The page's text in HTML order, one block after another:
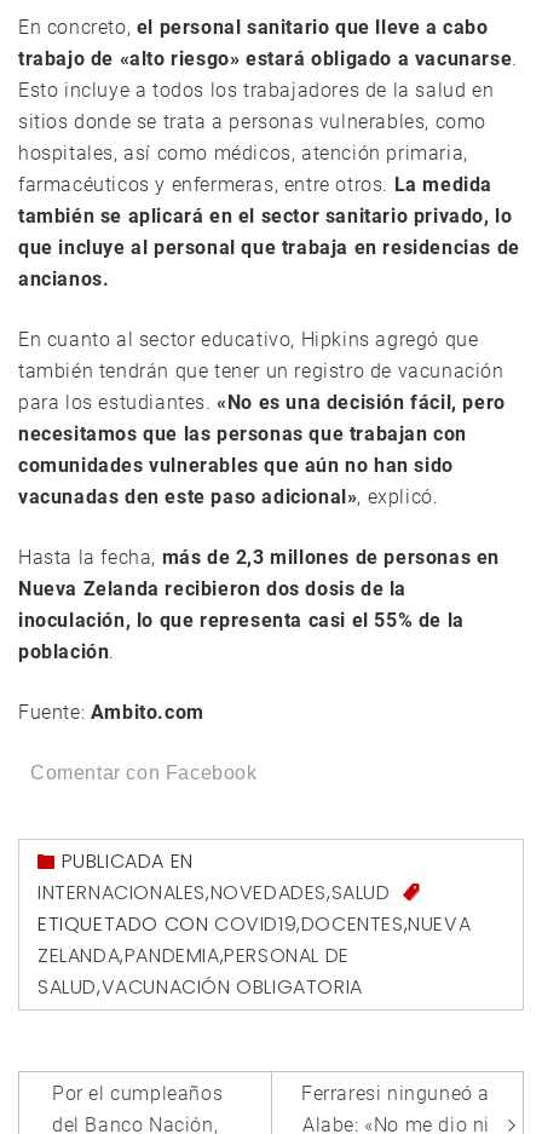
En concreto, el personal sanitario que lleve a cabo
trabajo de «alto riesgo» estará obligado a vacunarse.
Esto incluye a todos los trabajadores de la salud en
sitios donde se trata a personas vulnerables, como
hospitales, así como médicos, atención primaria,
farmacéuticos y enfermeras, entre otros. La medida
también se aplicará en el sector sanitario privado, lo
que incluye al personal que trabaja en residencias de
ancianos.
En cuanto al sector educativo, Hipkins agregó que
también tendrán que tener un registro de vacunación
para los estudiantes.«No es una decisión fácil, pero
necesitamos que las personas que trabajan con
comunidades vulnerables que aún no han sido
vacunadas den este paso adicional», explicó.
Hasta la fecha, más de 2,3 millones de personas en
Nueva Zelanda recibieron dos dosis de la
inoculación, lo que representa casi el 55% de la
población.
Fuente: Ambito.com
Comentar con Facebook
PUBLICADA EN
INTERNACIONALES,NOVEDADES,SALUD
ETIQUETADO CON COVID19,DOCENTES,NUEVA
ZELANDA,PANDEMIA,PERSONAL DE
SALUD,VACUNACIÓN OBLIGATORIA
Navegación
Por el cumpleaños
del Banco Nación,
Ferraresi ninguneó a
Alabe: «No me dio ni